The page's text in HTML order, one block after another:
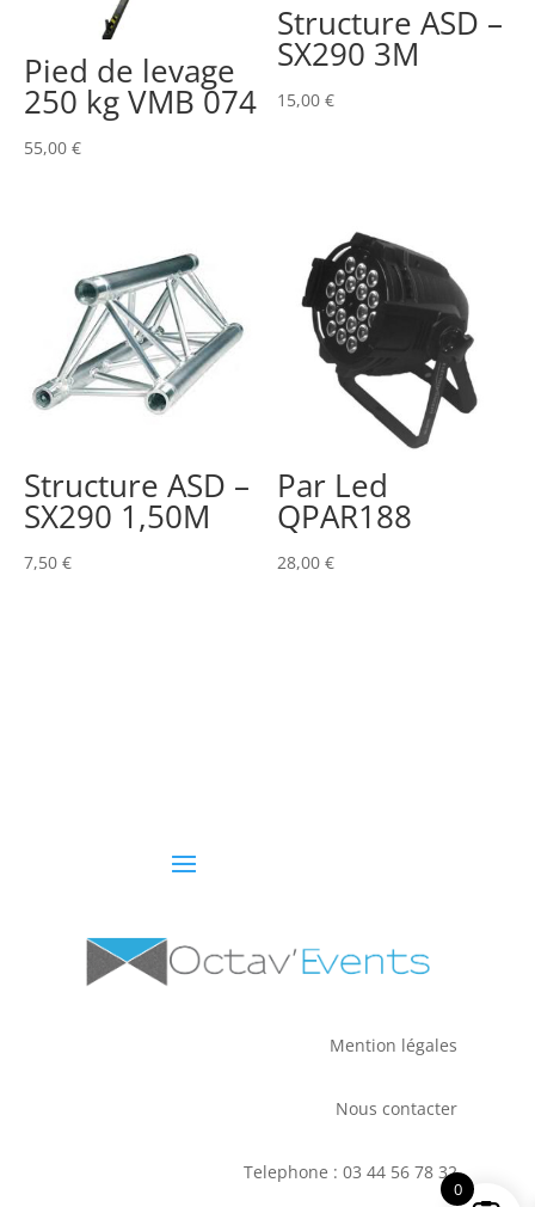
Pied de levage
250 kg VMB 074
55,00 €
Structure ASD –
SX290 3M
15,00€
Structure ASD –
SX290 1,50M
7,50 €
Par Led
QPAR188
28,00€
Mention légales
Nous contacter
Telephone : 03 44 56 78 32
0